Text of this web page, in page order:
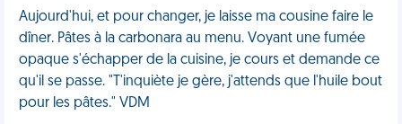
Aujourd'hui, et pour changer, je laisse ma cousine faire le
dîner. Pâtes à la carbonara au menu. Voyant une fumée
opaque s'échapper de la cuisine, je cours et demande ce
qu'il se passe. "T'inquiète je gère, j'attends que l'huile bout
pour les pâtes." VDM